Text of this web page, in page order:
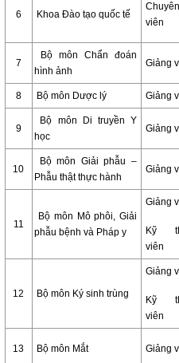
6 Khoa Đào tạo quốc tế
Chuyên
viên
7
Bộ môn Chẩn đoán
hình ảnh
Giảng
8 Bộ môn Dược lý Giảng
9
Bộ môn Di truyền Y
học
Giảng
10
Bộ môn Giải phẫu –
Phẫu thật thực hành
Giảng
11
Bộ môn Mô phôi, Giải
phẫu bệnh và Pháp y
Giảng
Kỹ
viên
12 Bộ môn Ký sinh trùng
Giảng
Kỹ
viên
13 Bộ môn Mắt Giảng